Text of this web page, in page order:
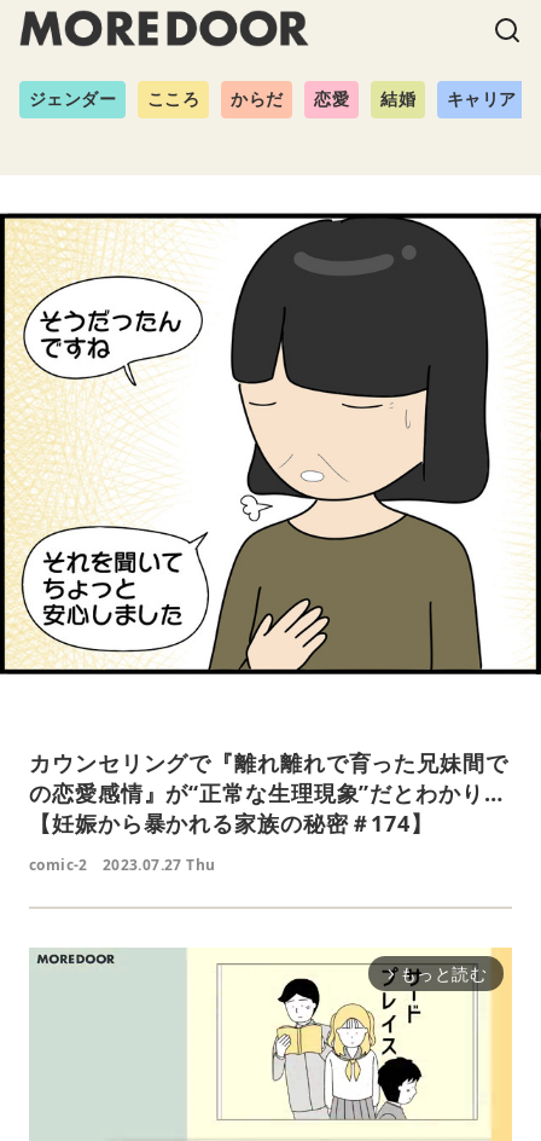
ジェンダー こころ からだ 恋愛 結婚 キャリア
カウンセリングで『離れ離れで育った兄妹間で
の恋愛感情』が“正常な生理現象”だとわかり…
【妊娠から暴かれる家族の秘密＃174】
comic-2 2023.07.27 Thu
arrow_forward_ios もっと読む